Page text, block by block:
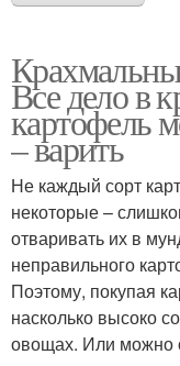
Все дело в
картофель
– варить
Не каждый сорт
некоторые –
отваривать их в
неправильного
Поэтому, покупая
насколько высоко
овощах. Или можно